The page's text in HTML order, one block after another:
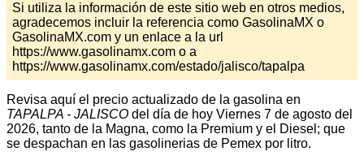
Si utiliza la información de este sitio web en otros medios,
agradecemos incluir la referencia como GasolinaMX o
GasolinaMX.com y un enlace a la url
https://www.gasolinamx.com o a
https://www.gasolinamx.com/estado/jalisco/tapalpa
Revisa aquí el precio actualizado de la gasolina en
TAPALPA - JALISCO del día de hoy Viernes 7 de agosto del
2026, tanto de la Magna, como la Premium y el Diesel; que
se despachan en las gasolinerias de Pemex por litro.